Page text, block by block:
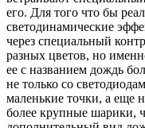
его. Для того что бы
светодинамические
через специальный
разных цветов, но
ее с названием дождь
не только со
маленькие точки, а еще
более крупные шарики,